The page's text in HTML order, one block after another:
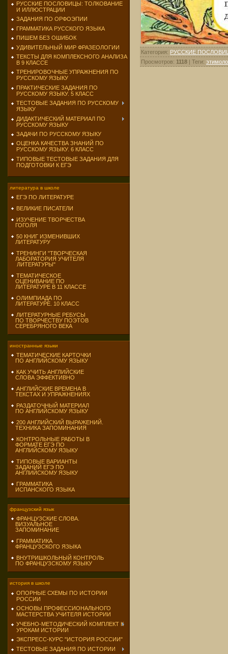
РУССКИЕ ПОСЛОВИЦЫ: ТОЛКОВАНИЕ
И ИЛЛЮСТРАЦИИ
ЗАДАНИЯ ПО ОРФОЭПИИ
ГРАММАТИКА РУССКОГО ЯЗЫКА
ПИШЕМ БЕЗ ОШИБОК
УДИВИТЕЛЬНЫЙ МИР ФРАЗЕОЛОГИИ
ТЕКСТЫ ДЛЯ КОМПЛЕКСНОГО АНАЛИЗА
В 9 КЛАССЕ
ТРЕНИРОВОЧНЫЕ УПРАЖНЕНИЯ ПО
РУССКОМУ ЯЗЫКУ
ПРАКТИЧЕСКИЕ ЗАДАНИЯ ПО
РУССКОМУ ЯЗЫКУ. 5 КЛАСС
ТЕСТОВЫЕ ЗАДАНИЯ ПО РУССКОМУ
ЯЗЫКУ
ДИДАКТИЧЕСКИЙ МАТЕРИАЛ ПО
РУССКОМУ ЯЗЫКУ
ЗАДАЧИ ПО РУССКОМУ ЯЗЫКУ
ОЦЕНКА КАЧЕСТВА ЗНАНИЙ ПО
РУССКОМУ ЯЗЫКУ. 6 КЛАСС
ТИПОВЫЕ ТЕСТОВЫЕ ЗАДАНИЯ ДЛЯ
ПОДГОТОВКИ К ЕГЭ
литература в школе
ЕГЭ ПО ЛИТЕРАТУРЕ
ВЕЛИКИЕ ПИСАТЕЛИ
ИЗУЧЕНИЕ ТВОРЧЕСТВА
ГОГОЛЯ
50 КНИГ ИЗМЕНИВШИХ
ЛИТЕРАТУРУ
ТРЕНИНГИ "ТВОРЧЕСКАЯ
ЛАБОРАТОРИЯ УЧИТЕЛЯ
ЛИТЕРАТУРЫ"
ТЕМАТИЧЕСКОЕ
ОЦЕНИВАНИЕ ПО
ЛИТЕРАТУРЕ В 11 КЛАССЕ
ОЛИМПИАДА ПО
ЛИТЕРАТУРЕ. 10 КЛАСС
ЛИТЕРАТУРНЫЕ РЕБУСЫ
ПО ТВОРЧЕСТВУ ПОЭТОВ
СЕРЕБРЯНОГО ВЕКА
иностранные языки
ТЕМАТИЧЕСКИЕ КАРТОЧКИ
ПО АНГЛИЙСКОМУ ЯЗЫКУ
КАК УЧИТЬ АНГЛИЙСКИЕ
СЛОВА ЭФФЕКТИВНО
АНГЛИЙСКИЕ ВРЕМЕНА В
ТЕКСТАХ И УПРАЖНЕНИЯХ
РАЗДАТОЧНЫЙ МАТЕРИАЛ
ПО АНГЛИЙСКОМУ ЯЗЫКУ
200 АНГЛИЙСКИЙ ВЫРАЖЕНИЙ.
ТЕХНИКА ЗАПОМИНАНИЯ
КОНТРОЛЬНЫЕ РАБОТЫ В
ФОРМАТЕ ЕГЭ ПО
АНГЛИЙСКОМУ ЯЗЫКУ
ТИПОВЫЕ ВАРИАНТЫ
ЗАДАНИЙ ЕГЭ ПО
АНГЛИЙСКОМУ ЯЗЫКУ
ГРАММАТИКА
ИСПАНСКОГО ЯЗЫКА
французский язык
ФРАНЦУЗСКИЕ СЛОВА.
ВИЗУАЛЬНОЕ
ЗАПОМИНАНИЕ
ГРАММАТИКА
ФРАНЦУЗСКОГО ЯЗЫКА
ВНУТРИШКОЛЬНЫЙ КОНТРОЛЬ
ПО ФРАНЦУЗСКОМУ ЯЗЫКУ
история в школе
ОПОРНЫЕ СХЕМЫ ПО ИСТОРИИ
РОССИИ
ОСНОВЫ ПРОФЕССИОНАЛЬНОГО
МАСТЕРСТВА УЧИТЕЛЯ ИСТОРИИ
УЧЕБНО-МЕТОДИЧЕСКИЙ КОМПЛЕКТ К
УРОКАМ ИСТОРИИ
ЭКСПРЕСС-КУРС "ИСТОРИЯ РОССИИ"
ТЕСТОВЫЕ ЗАДАНИЯ ПО ИСТОРИИ
Категория: РУССКИЕ
Просмотров: 1118 | Теги: